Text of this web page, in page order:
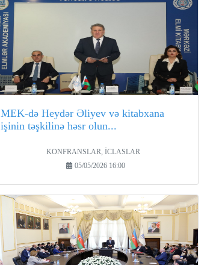
MEK-də Heydər Əliyev və kitabxana
işinin təşkilinə həsr olun...
KONFRANSLAR, İCLASLAR
05/05/2026 16:00